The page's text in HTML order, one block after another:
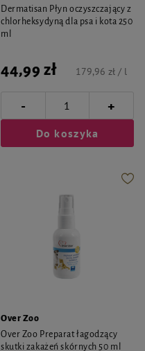
Dermatisan Płyn oczyszczający z
chlorheksydyną dla psa i kota 250
ml
44,99 zł 179,96 zł / l
- +
Do koszyka
Over Zoo
Over Zoo Preparat łagodzący
skutki zakażeń skórnych 50 ml